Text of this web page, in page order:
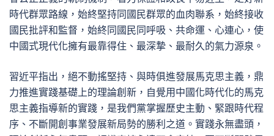
時代群眾路線，始終堅持同國民群眾的血肉聯系，始終接收
國民批評和監督，始終同國民同呼吸、共命運、心連心，使
中國式現代化擁有最靠得住、最深摯、最耐久的氣力源泉。
習近平指出，絕不動搖堅持、與時俱進發展馬克思主義，鼎
力推進實踐基礎上的理論創新，自覺用中國化時代化的馬克
思主義指導新的實踐，是我們黨掌握歷史主動、緊跟時代程
序、不斷開創事業發展新局勢的勝利之道。實踐永無盡頭，